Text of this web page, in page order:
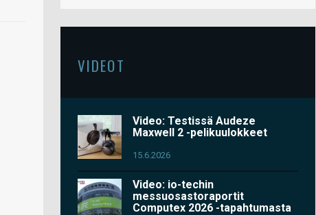
VIDEOT
Video: Testissä Audeze
Maxwell 2 -pelikuulokkeet
15.6.2026
Video: io-techin
messuosastoraportit
Computex 2026 -tapahtumasta